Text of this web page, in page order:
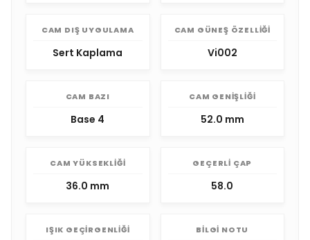
CAM DIŞ UYGULAMA
Sert Kaplama
CAM GÜNEŞ ÖZELLIĞI
Vi002
CAM BAZI
Base 4
CAM GENIŞLIĞI
52.0 mm
CAM YÜKSEKLIĞI
36.0 mm
GEÇERLI ÇAP
58.0
IŞIK GEÇIRGENLIĞI BILGI NOTU